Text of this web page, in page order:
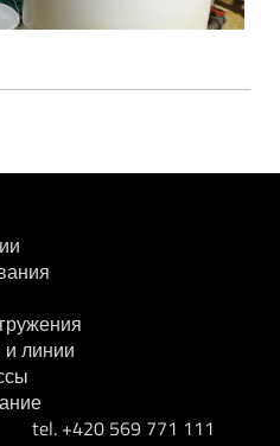
линии
tel. +420 569 771 111